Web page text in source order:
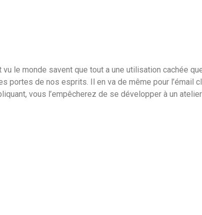
le monde savent que tout a une utilisation cachée
portes de nos esprits. Il en va de même pour l’émail
vous l’empêcherez de se développer à un